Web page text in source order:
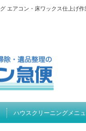
エアコン・床ワックス仕上
ハウスクリーニングメニ